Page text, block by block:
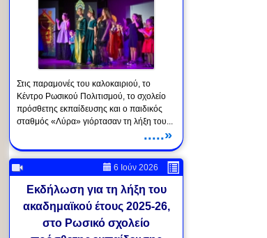
Στις παραμονές του καλοκαιριού, το
Κέντρο Ρωσικού Πολιτισμού, το σχολείο
πρόσθετης εκπαίδευσης και ο παιδικός
σταθμός «Λύρα» γιόρτασαν τη λήξη του...
.....»
6 Ιούν 2026
Εκδήλωση για τη λήξη του
ακαδημαϊκού έτους 2025-26,
στο Ρωσικό σχολείο